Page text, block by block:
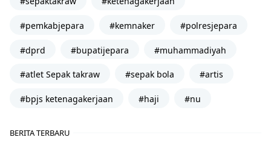
#pemkabjepara #kemnaker #polresjepara
#dprd #bupatijepara #muhammadiyah
#atlet Sepak takraw #sepak bola #artis
#bpjs ketenagakerjaan #haji #nu
BERITA TERBARU